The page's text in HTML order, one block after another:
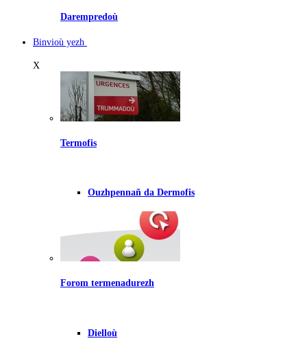
Darempredoù
Binvioù yezh
X
Termofis
Ouzhpennañ da Dermofis
Forom termenadurezh
Dielloù